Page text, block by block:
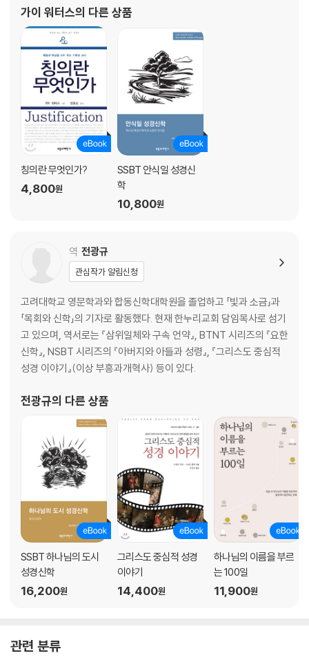
가이 워터스의 다른 상품
칭의란 무엇인가?
4,800원
SSBT 안식일 성경신
학
10,800원
역 전광규
관심작가 알림신청
고려대학교 영문학과와 합동신학대학원을 졸업하고 「빛과 소금」과
「목회와 신학」의 기자로 활동했다. 현재 한누리교회 담임목사로 섬기
고 있으며, 역서로는 『삼위일체와 구속 언약』, BTNT 시리즈의 『요한
신학』, NSBT 시리즈의 『아버지와 아들과 성령』, 『그리스도 중심적
성경 이야기』(이상 부흥과개혁사) 등이 있다.
전광규의 다른 상품
SSBT 하나님의 도시
성경신학
16,200원
그리스도 중심적 성경
이야기
14,400원
하나님의 이름을 부르
는 100일
11,900원
관련 분류